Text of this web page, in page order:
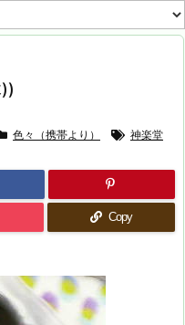
色々（携帯より） 神楽堂
Copy